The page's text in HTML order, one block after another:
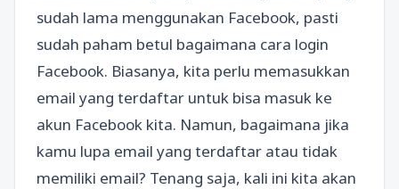
sudah lama menggunakan Facebook, pasti
sudah paham betul bagaimana cara login
Facebook. Biasanya, kita perlu memasukkan
email yang terdaftar untuk bisa masuk ke
akun Facebook kita. Namun, bagaimana jika
kamu lupa email yang terdaftar atau tidak
memiliki email? Tenang saja, kali ini kita akan